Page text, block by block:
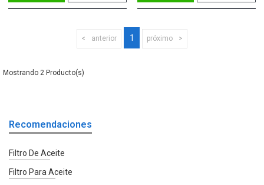
anterior 1 próximo
2
Recomendaciones
Filtro De Aceite
Filtro Para Aceite